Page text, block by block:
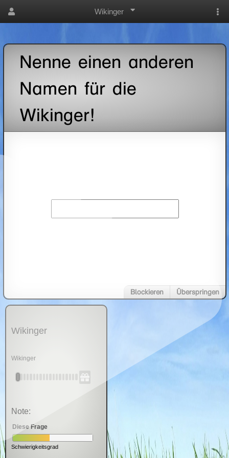
Wikinger
Nenne einen anderen
Namen für die
Wikinger!
Blockieren Überspringen
Wikinger
Wikinger
Note:
Diese Frage
Schwierigkeitsgrad